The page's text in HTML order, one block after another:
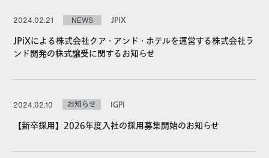
2024.02.21 NEWS JPiX
JPiXによる株式会社クア・アンド・ホテルを運営する株式会社ラ
ンド開発の株式譲受に関するお知らせ
2024.02.10 お知らせ IGPI
【新卒採用】2026年度入社の採用募集開始のお知らせ